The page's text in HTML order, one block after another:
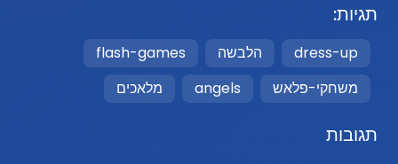
תגיות:
dress-up הלבשה
flash-games
משחקי-פלאש
angels מלאכים
תגובות